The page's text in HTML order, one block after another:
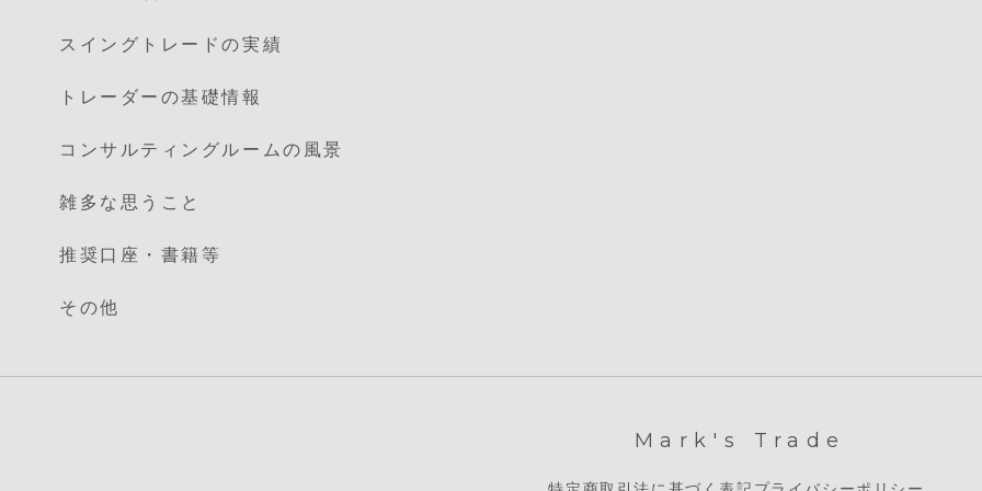
スイングトレードの実績
トレーダーの基礎情報
コンサルティングルームの風景
雑多な思うこと
推奨口座・書籍等
その他
Mark's Trade